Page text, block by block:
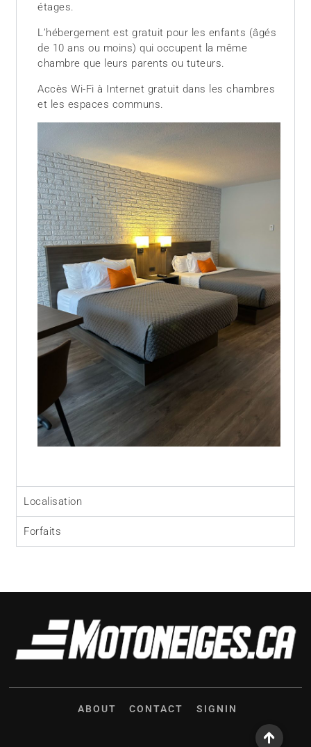
étages.
L’hébergement est gratuit pour les enfants (âgés
de 10 ans ou moins) qui occupent la même
chambre que leurs parents ou tuteurs.
Accès Wi-Fi à Internet gratuit dans les chambres
et les espaces communs.
Localisation
Forfaits
ABOUT CONTACT SIGNIN